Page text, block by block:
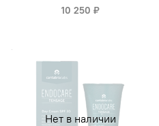
10 250 ₽
Нет в наличии